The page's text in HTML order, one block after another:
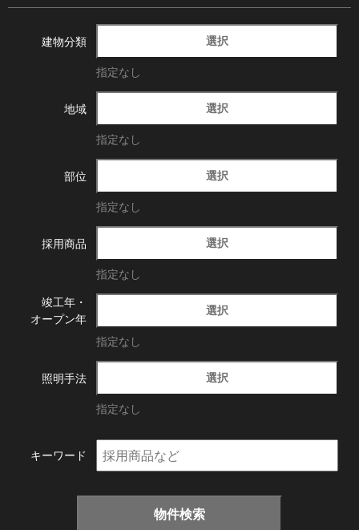
建物分類 選択
指定なし
地域 選択
指定なし
部位 選択
指定なし
採用商品 選択
指定なし
竣工年・
オープン年
選択
指定なし
照明手法 選択
指定なし
キーワード
物件検索